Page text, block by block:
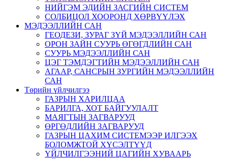
НИЙГЭМ ЭДИЙН ЗАСГИЙН СИСТЕМ
СОЛБИЦОЛ ХООРОНД ХӨРВҮҮЛЭХ
МЭДЭЭЛЛИЙН САН
ГЕОДЕЗИ, ЗУРАГ ЗҮЙ МЭДЭЭЛЛИЙН САН
ОРОН ЗАЙН СУУРЬ ӨГӨГДЛИЙН САН
СУУРЬ МЭДЭЭЛЛИЙН САН
ЦЭГ ТЭМДЭГТИЙН МЭДЭЭЛЛИЙН САН
АГААР, САНСРЫН ЗУРГИЙН МЭДЭЭЛЛИЙН
САН
Төрийн үйлчилгээ
ГАЗРЫН ХАРИЛЦАА
БАРИЛГА, ХОТ БАЙГУУЛАЛТ
МАЯГТЫН ЗАГВАРУУД
ӨРГӨДЛИЙН ЗАГВАРУУД
ГАЗРЫН ЦАХИМ СИСТЕМЭЭР ИЛГЭЭХ
БОЛОМЖТОЙ ХҮСЭЛТҮҮД
ҮЙЛЧИЛГЭЭНИЙ ЦАГИЙН ХУВААРЬ